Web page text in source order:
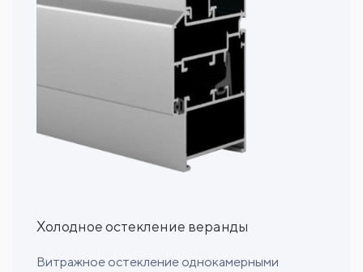
Холодное остекление веранды
Витражное остекление однокамерными